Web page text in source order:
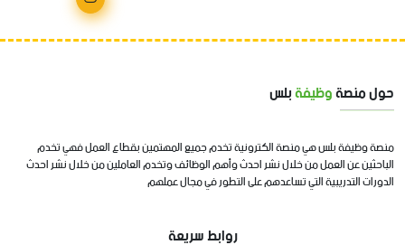
حول منصةوظيفةبلس
منصة وظيفة بلس هي منصة الكترونية تخدم جميع المهتمين بقطاع العمل فهي تخدم
الباحثين عن العمل من خلال نشر احدث وأهم الوظائف وتخدم العاملين من خلال نشر احدث
الدورات التدريبية التي تساعدهم على التطور في مجال عملهم
روابط سريعة